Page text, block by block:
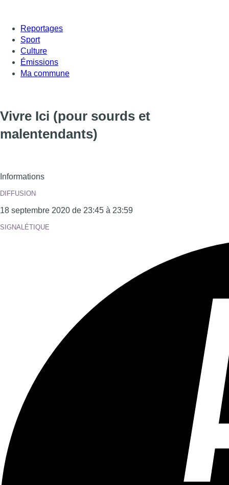
Reportages
Sport
Culture
Émissions
Ma commune
Vivre Ici (pour sourds et
malentendants)
Informations
DIFFUSION
18 septembre 2020 de 23:45 à 23:59
SIGNALÉTIQUE